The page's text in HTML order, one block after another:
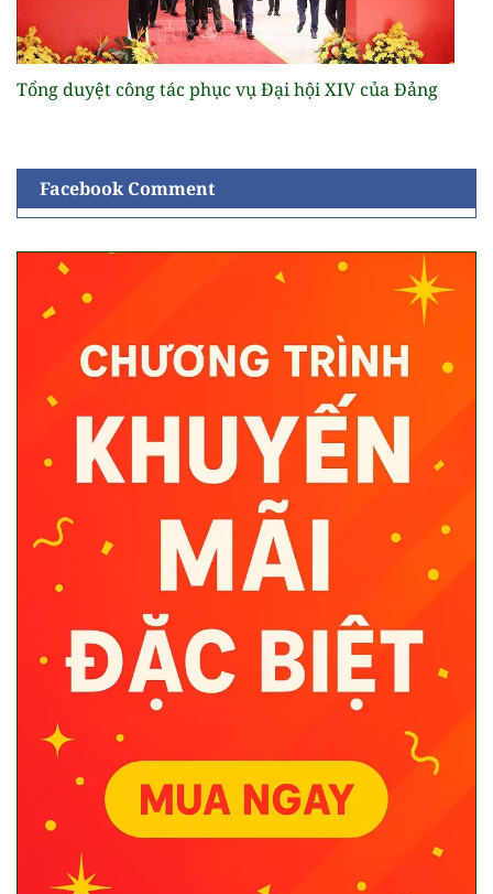
Tổng duyệt công tác phục vụ Đại hội XIV của Đảng
Facebook Comment